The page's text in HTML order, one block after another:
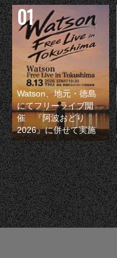
Watson、地元・徳島
にてフリーライブ開
催 『阿波おどり
2026』に併せて実施